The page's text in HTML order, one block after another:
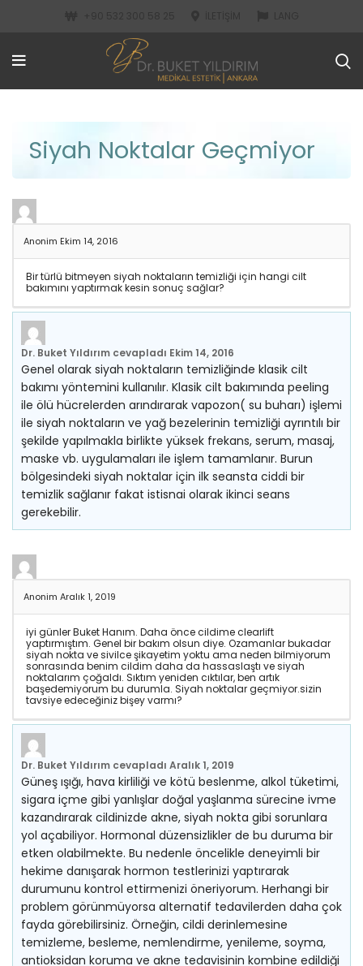
Siyah Noktalar Geçmiyor
Anonim Ekim 14, 2016
Bir türlü bitmeyen siyah noktaların temizliği için hangi cilt
bakımını yaptırmak kesin sonuç sağlar?
Dr. Buket Yıldırım cevapladı Ekim 14, 2016
Genel olarak siyah noktaların temizliğinde klasik cilt
bakımı yöntemini kullanılır. Klasik cilt bakımında peeling
ile ölü hücrelerden arındırarak vapozon( su buharı) işlemi
ile siyah noktaların ve yağ bezelerinin temizliği ayrıntılı bir
şekilde yapılmakla birlikte yüksek frekans, serum, masaj,
maske vb. uygulamaları ile işlem tamamlanır. Burun
bölgesindeki siyah noktalar için ilk seansta ciddi bir
temizlik sağlanır fakat istisnai olarak ikinci seans
gerekebilir.
Anonim Aralık 1, 2019
iyi günler Buket Hanım. Daha önce cildime clearlift
yaptırmıştım. Genel bir bakım olsun diye. Ozamanlar bukadar
siyah nokta ve sivilce şikayetim yoktu ama neden bilmiyorum
sonrasında benim cildim daha da hassaslaştı ve siyah
noktalarım çoğaldı. Sıktım yeniden cıktılar, ben artık
başedemiyorum bu durumla. Siyah noktalar geçmiyor.sizin
tavsiye edeceğiniz bişey varmı?
Dr. Buket Yıldırım cevapladı Aralık 1, 2019
Güneş ışığı, hava kirliliği ve kötü beslenme, alkol tüketimi,
sigara içme gibi yanlışlar doğal yaşlanma sürecine ivme
kazandırarak cildinizde akne, siyah nokta gibi sorunlara
yol açabiliyor. Hormonal düzensizlikler de bu duruma bir
etken olabilmekte. Bu nedenle öncelikle deneyimli bir
hekime danışarak hormon testlerinizi yaptırarak
durumunu kontrol ettirmenizi öneriyorum. Herhangi bir
problem görünmüyorsa alternatif tedavilerden daha çok
fayda görebilirsiniz. Örneğin, cildi derinlemesine
temizleme, besleme, nemlendirme, yenileme, soyma,
antioksidan koruma ve akne tedavisinin kombine edildiği